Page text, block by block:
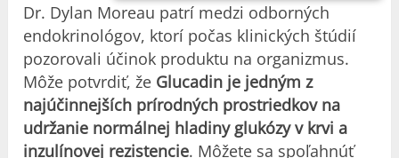
Dr. Dylan Moreau patrí medzi odborných
endokrinológov, ktorí počas klinických štúdií
pozorovali účinok produktu na organizmus.
Môže potvrdiť, že Glucadin je jedným z
najúčinnejších prírodných prostriedkov na
udržanie normálnej hladiny glukózy v krvi a
inzulínovej rezistencie. Môžete sa spoľahnúť